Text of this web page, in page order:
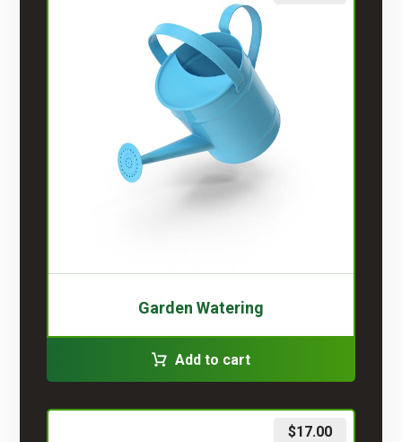
Garden Watering
Add to cart
$17.00